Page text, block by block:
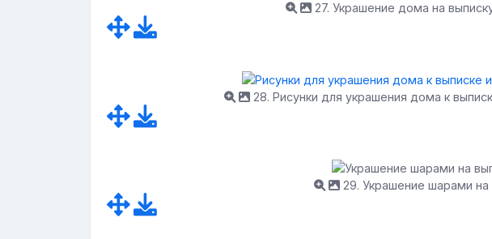
27. Украшение дома на
28. Рисунки для украшения дома к
29. Украшение шарами на